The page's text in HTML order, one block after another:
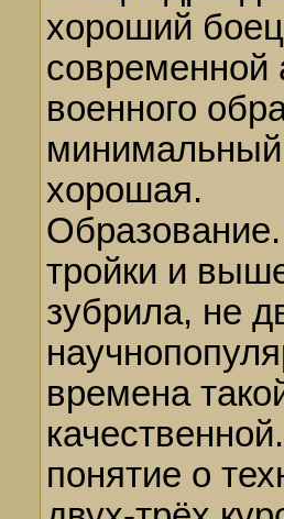
хороший
современной
военного
хорошая.
тройки и
зубрила, не
времена
понятие о